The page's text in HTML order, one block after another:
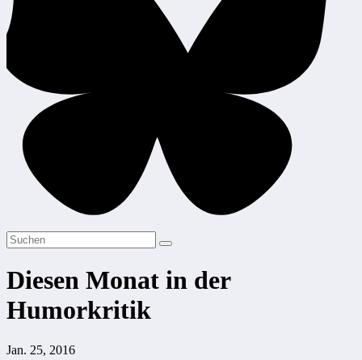
Diesen Monat in der
Humorkritik
Jan. 25, 2016